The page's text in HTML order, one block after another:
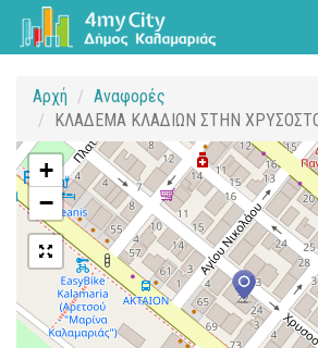
Αρχή
Αναφορές
ΚΛΑΔΕΜΑ ΚΛΑΔΙΩΝ ΣΤΗΝ
+
−